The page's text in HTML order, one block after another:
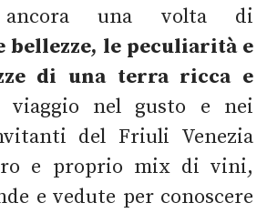
ancora una volta di
bellezze, le peculiarità e
di una terra ricca e
viaggio nel gusto e nei
del Friuli Venezia
e proprio mix di vini,
e vedute per conoscere